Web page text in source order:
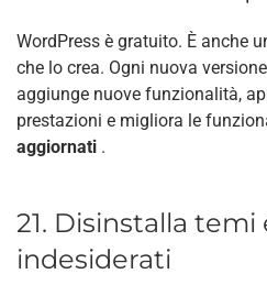
WordPress è gratuito. È anche
che lo crea. Ogni nuova
aggiunge nuove funzionalità,
prestazioni e migliora le
aggiornati .
21. Disinstalla temi
indesiderati